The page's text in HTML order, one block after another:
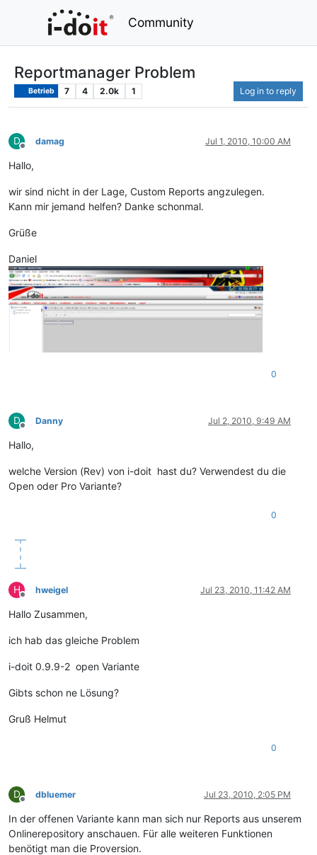
Community
Reportmanager Problem
Betrieb 7 4 2.0k 1 Log in to reply
D
Offline
damag Jul 1, 2010, 10:00 AM
Hallo,
wir sind nicht in der Lage, Custom Reports angzulegen.
Kann mir jemand helfen? Danke schonmal.
Grüße
Daniel
0
D
Offline
Danny Jul 2, 2010, 9:49 AM
Hallo,
welche Version (Rev) von i-doit hast du? Verwendest du die
Open oder Pro Variante?
0
H
Offline
hweigel Jul 23, 2010, 11:42 AM
Hallo Zusammen,
ich hab das gleiche Problem
i-doit 0.9.9-2 open Variante
Gibts schon ne Lösung?
Gruß Helmut
0
D
Offline
dbluemer Jul 23, 2010, 2:05 PM
In der offenen Variante kann man sich nur Reports aus unserem
Onlinerepository anschauen. Für alle weiteren Funktionen
benötigt man die Proversion.